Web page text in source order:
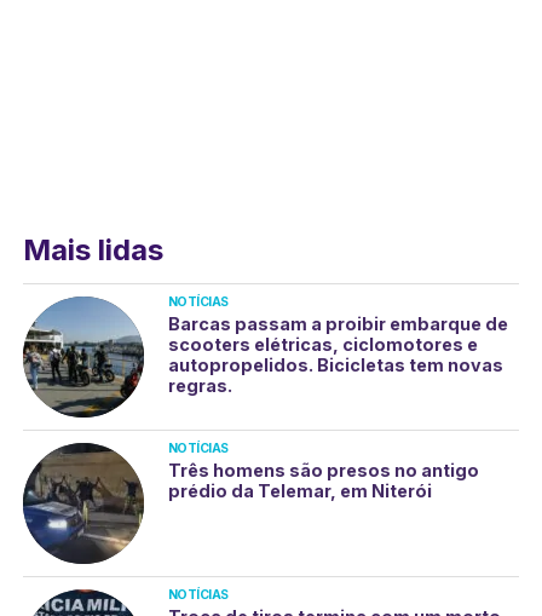
Mais lidas
NOTÍCIAS
Barcas passam a proibir embarque de
scooters elétricas, ciclomotores e
autopropelidos. Bicicletas tem novas
regras.
NOTÍCIAS
Três homens são presos no antigo
prédio da Telemar, em Niterói
NOTÍCIAS